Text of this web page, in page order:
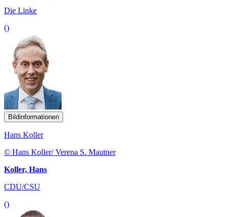
Die Linke
()
Bildinformationen
Hans Koller
© Hans Koller/ Verena S. Mautner
Koller, Hans
CDU/CSU
()